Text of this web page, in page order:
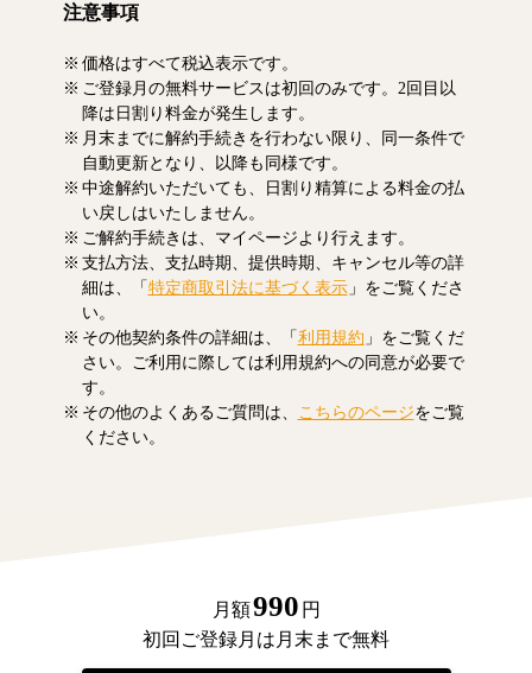
事をお読みいただけます。なお、日割り清算
注意事項
価格はすべて税込表示です。
ご登録月の無料サービスは初回のみです。2回目以
降は日割り料金が発生します。
月末までに解約手続きを行わない限り、同一条件で
自動更新となり、以降も同様です。
中途解約いただいても、日割り精算による料金の払
い戻しはいたしません。
ご解約手続きは、マイページより行えます。
支払方法、支払時期、提供時期、キャンセル等の詳
細は、「特定商取引法に基づく表示」をご覧くださ
い。
その他契約条件の詳細は、「利用規約 」をご覧くだ
さい。ご利用に際しては利用規約への同意が必要で
す。
その他のよくあるご質問は、
こちらのページをご覧
ください。
月額990 円
初回ご登録月は月末まで無料